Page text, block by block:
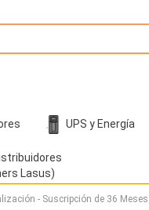
UPS y Energía
Lasus)
- Suscripción de 36 Meses